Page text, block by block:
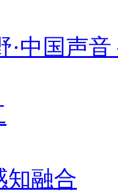
·中国声